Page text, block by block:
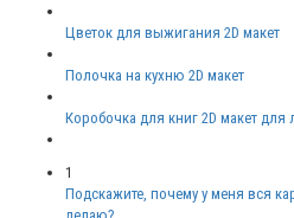
Цветок для выжигания 2D макет
Полочка на кухню 2D макет
Коробочка для книг 2D макет для
1
Подскажите, почему у меня вся